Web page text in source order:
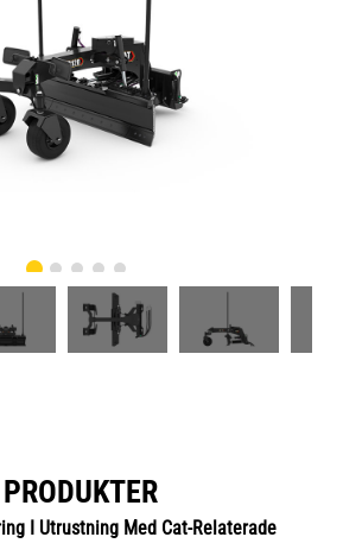
I Utrustning Med Cat-Relaterade